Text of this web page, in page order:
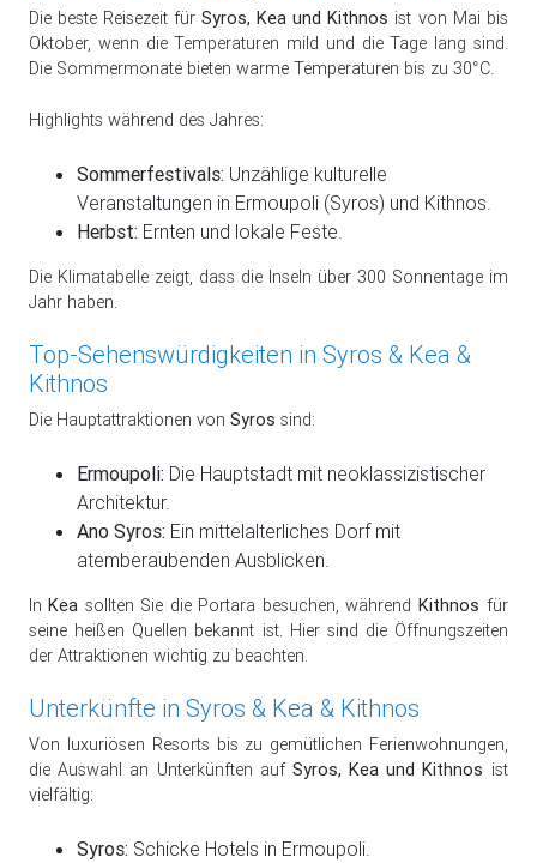
Die beste Reisezeit für Syros, Kea und Kithnos ist von Mai bis
Oktober, wenn die Temperaturen mild und die Tage lang sind.
Die Sommermonate bieten warme Temperaturen bis zu 30°C.
Highlights während des Jahres:
Sommerfestivals: Unzählige kulturelle
Veranstaltungen in Ermoupoli (Syros) und Kithnos.
Herbst: Ernten und lokale Feste.
Die Klimatabelle zeigt, dass die Inseln über 300 Sonnentage im
Jahr haben.
Top-Sehenswürdigkeiten in Syros & Kea &
Kithnos
Die Hauptattraktionen von Syros sind:
Ermoupoli: Die Hauptstadt mit neoklassizistischer
Architektur.
Ano Syros: Ein mittelalterliches Dorf mit
atemberaubenden Ausblicken.
In Kea sollten Sie die Portara besuchen, während Kithnos für
seine heißen Quellen bekannt ist. Hier sind die Öffnungszeiten
der Attraktionen wichtig zu beachten.
Unterkünfte in Syros & Kea & Kithnos
Von luxuriösen Resorts bis zu gemütlichen Ferienwohnungen,
die Auswahl an Unterkünften auf Syros, Kea und Kithnos ist
vielfältig:
Syros: Schicke Hotels in Ermoupoli.